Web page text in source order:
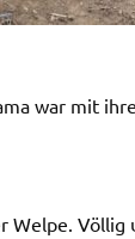
war mit
Welpe.